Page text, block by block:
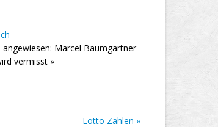
Marcel Baumgartner
vermisst »
Lotto Zahlen »